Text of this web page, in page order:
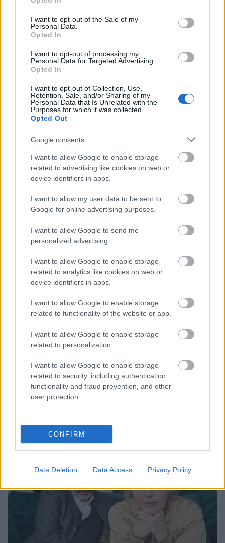
use your data for below specified purposes in below Google
consent section.
I want to opt-out of the Sale of my
Personal Data.
Opted In
I want to opt-out of processing my
Personal Data for Targeted Advertising.
Opted In
I want to opt-out of Collection, Use,
Retention, Sale, and/or Sharing of my
Personal Data that Is Unrelated with the
Purposes for which it was collected.
Opted Out
Google consents
I want to allow Google to enable storage
related to advertising like cookies on web or
device identifiers in apps.
I want to allow my user data to be sent to
Google for online advertising purposes.
I want to allow Google to send me
personalized advertising.
I want to allow Google to enable storage
related to analytics like cookies on web or
device identifiers in apps.
I want to allow Google to enable storage
related to functionality of the website or app.
I want to allow Google to enable storage
related to personalization.
I want to allow Google to enable storage
related to security, including authentication
functionality and fraud prevention, and other
user protection.
CONFIRM
Data Deletion Data Access Privacy Policy
„Csonka évadot zárni nem felemelő
érzés"
mtothorsi•2020. július 15.
Megtartotta évadzáró társulati ülését a Tomcsa
Sándor Színház. A világjárvány próbára tette az
"Csak engedjenek át a határon,
jövünk!"
mtothorsi 2020. július 13.
Augusztus 21. és 29. között, a tervezett és már
meghirdetett versenyprogrammal, magas művészi